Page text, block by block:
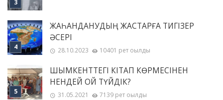
ЖАҺАНДАНУДЫҢ ЖАСТАРҒА ТИГІЗЕР
ӘСЕРІ
28.10.2023 10401 рет оқылды
ШЫМКЕНТТЕГІ КІТАП КӨРМЕСІНЕН
НЕНДЕЙ ОЙ ТҮЙДІК?
31.05.2021 7139 рет оқылды